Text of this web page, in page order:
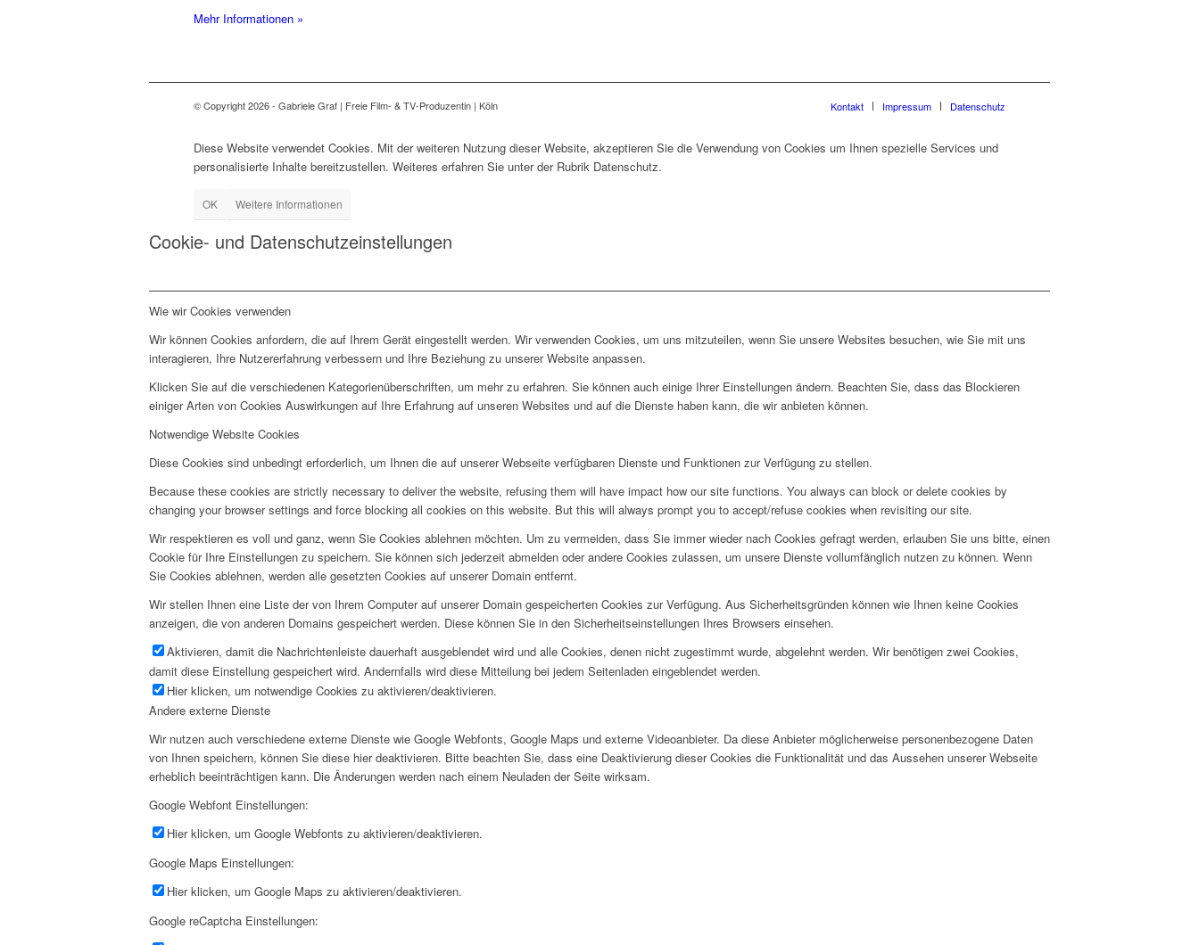
Mehr Informationen »
© Copyright 2026 - Gabriele Graf | Freie Film- & TV-Produzentin | Köln Kontakt Impressum Datenschutz
Diese Website verwendet Cookies. Mit der weiteren Nutzung dieser Website, akzeptieren Sie die Verwendung von Cookies um Ihnen spezielle Services und
personalisierte Inhalte bereitzustellen. Weiteres erfahren Sie unter der Rubrik Datenschutz.
OK Weitere Informationen
Cookie- und Datenschutzeinstellungen
Wie wir Cookies verwenden
Wir können Cookies anfordern, die auf Ihrem Gerät eingestellt werden. Wir verwenden Cookies, um uns mitzuteilen, wenn Sie unsere Websites besuchen, wie Sie mit uns
interagieren, Ihre Nutzererfahrung verbessern und Ihre Beziehung zu unserer Website anpassen.
Klicken Sie auf die verschiedenen Kategorienüberschriften, um mehr zu erfahren. Sie können auch einige Ihrer Einstellungen ändern. Beachten Sie, dass das Blockieren
einiger Arten von Cookies Auswirkungen auf Ihre Erfahrung auf unseren Websites und auf die Dienste haben kann, die wir anbieten können.
Notwendige Website Cookies
Diese Cookies sind unbedingt erforderlich, um Ihnen die auf unserer Webseite verfügbaren Dienste und Funktionen zur Verfügung zu stellen.
Because these cookies are strictly necessary to deliver the website, refusing them will have impact how our site functions. You always can block or delete cookies by
changing your browser settings and force blocking all cookies on this website. But this will always prompt you to accept/refuse cookies when revisiting our site.
Wir respektieren es voll und ganz, wenn Sie Cookies ablehnen möchten. Um zu vermeiden, dass Sie immer wieder nach Cookies gefragt werden, erlauben Sie uns bitte, einen
Cookie für Ihre Einstellungen zu speichern. Sie können sich jederzeit abmelden oder andere Cookies zulassen, um unsere Dienste vollumfänglich nutzen zu können. Wenn
Sie Cookies ablehnen, werden alle gesetzten Cookies auf unserer Domain entfernt.
Wir stellen Ihnen eine Liste der von Ihrem Computer auf unserer Domain gespeicherten Cookies zur Verfügung. Aus Sicherheitsgründen können wie Ihnen keine Cookies
anzeigen, die von anderen Domains gespeichert werden. Diese können Sie in den Sicherheitseinstellungen Ihres Browsers einsehen.
Aktivieren, damit die Nachrichtenleiste dauerhaft ausgeblendet wird und alle Cookies, denen nicht zugestimmt wurde, abgelehnt werden. Wir benötigen zwei Cookies,
damit diese Einstellung gespeichert wird. Andernfalls wird diese Mitteilung bei jedem Seitenladen eingeblendet werden.
Hier klicken, um notwendige Cookies zu aktivieren/deaktivieren.
Andere externe Dienste
Wir nutzen auch verschiedene externe Dienste wie Google Webfonts, Google Maps und externe Videoanbieter. Da diese Anbieter möglicherweise personenbezogene Daten
von Ihnen speichern, können Sie diese hier deaktivieren. Bitte beachten Sie, dass eine Deaktivierung dieser Cookies die Funktionalität und das Aussehen unserer Webseite
erheblich beeinträchtigen kann. Die Änderungen werden nach einem Neuladen der Seite wirksam.
Google Webfont Einstellungen:
Hier klicken, um Google Webfonts zu aktivieren/deaktivieren.
Google Maps Einstellungen:
Hier klicken, um Google Maps zu aktivieren/deaktivieren.
Google reCaptcha Einstellungen: